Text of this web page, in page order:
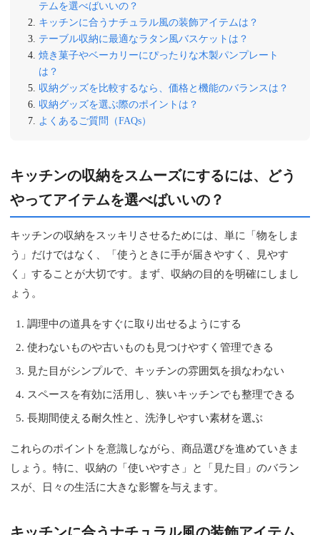
テムを選べばいいの？
キッチンに合うナチュラル風の装飾アイテムは？
テーブル収納に最適なラタン風バスケットは？
焼き菓子やベーカリーにぴったりな木製パンプレート
は？
収納グッズを比較するなら、価格と機能のバランスは？
収納グッズを選ぶ際のポイントは？
よくあるご質問（FAQs）
キッチンの収納をスムーズにするには、どう
やってアイテムを選べばいいの？
キッチンの収納をスッキリさせるためには、単に「物をしま
う」だけではなく、「使うときに手が届きやすく、見やす
く」することが大切です。まず、収納の目的を明確にしまし
ょう。
調理中の道具をすぐに取り出せるようにする
使わないものや古いものも見つけやすく管理できる
見た目がシンプルで、キッチンの雰囲気を損なわない
スペースを有効に活用し、狭いキッチンでも整理できる
長期間使える耐久性と、洗浄しやすい素材を選ぶ
これらのポイントを意識しながら、商品選びを進めていきま
しょう。特に、収納の「使いやすさ」と「見た目」のバラン
スが、日々の生活に大きな影響を与えます。